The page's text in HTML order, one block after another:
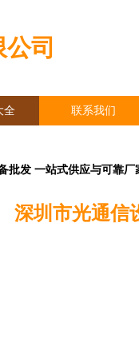
司
全 联系我们
批发 一站式供应与可靠厂
深圳市光通信